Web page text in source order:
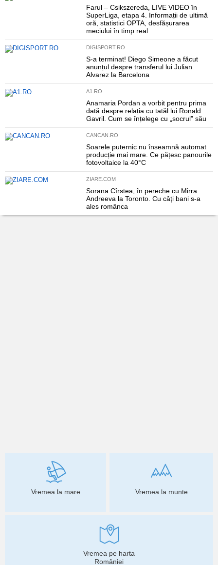
Farul – Csikszereda, LIVE VIDEO în
SuperLiga, etapa 4. Informații de ultimă
oră, statistici OPTA, desfășurarea
meciului în timp real
DIGISPORT.RO
S-a terminat! Diego Simeone a făcut
anunțul despre transferul lui Julian
Alvarez la Barcelona
A1.RO
Anamaria Pordan a vorbit pentru prima
dată despre relația cu tatăl lui Ronald
Gavril. Cum se înțelege cu „socrul” său
CANCAN.RO
Soarele puternic nu înseamnă automat
producție mai mare. Ce pățesc panourile
fotovoltaice la 40°C
ZIARE.COM
Sorana Cîrstea, în pereche cu Mirra
Andreeva la Toronto. Cu câți bani s-a
ales românca
Vremea la mare Vremea la munte
Vremea pe harta
României